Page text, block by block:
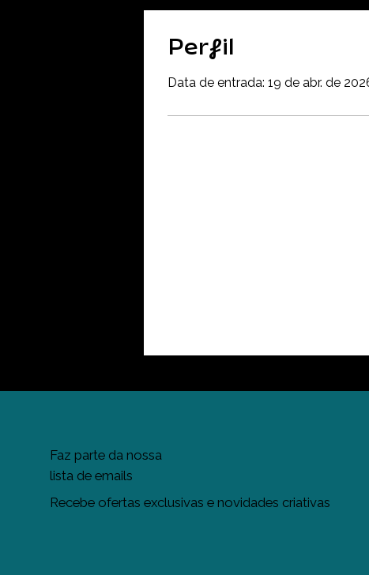
Perfil
Data de entrada: 19 de abr. de
Faz parte da nossa
lista de emails
Recebe ofertas exclusivas e novidades criativas